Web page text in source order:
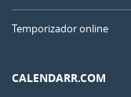
Temporizador online
CALENDARR.COM